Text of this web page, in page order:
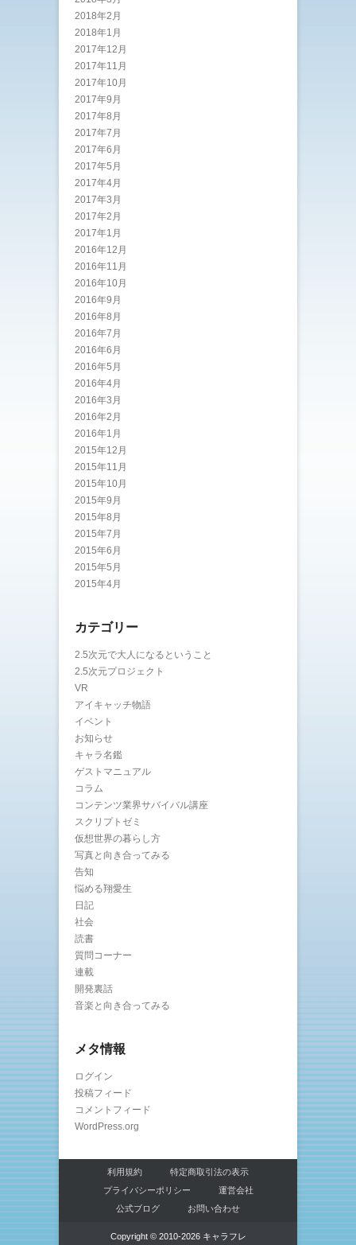
2018年2月
2018年1月
2017年12月
2017年11月
2017年10月
2017年9月
2017年8月
2017年7月
2017年6月
2017年5月
2017年4月
2017年3月
2017年2月
2017年1月
2016年12月
2016年11月
2016年10月
2016年9月
2016年8月
2016年7月
2016年6月
2016年5月
2016年4月
2016年3月
2016年2月
2016年1月
2015年12月
2015年11月
2015年10月
2015年9月
2015年8月
2015年7月
2015年6月
2015年5月
2015年4月
カテゴリー
2.5次元で大人になるということ
2.5次元プロジェクト
VR
アイキャッチ物語
イベント
お知らせ
キャラ名鑑
ゲストマニュアル
コラム
コンテンツ業界サバイバル講座
スクリプトゼミ
仮想世界の暮らし方
写真と向き合ってみる
告知
悩める翔愛生
日記
社会
読書
質問コーナー
連載
開発裏話
音楽と向き合ってみる
メタ情報
ログイン
投稿フィード
コメントフィード
WordPress.org
利用規約
特定商取引法の表示
プライバシーポリシー
運営会社
公式ブログ
お問い合わせ
Copyright © 2010-2026 キャラフレ